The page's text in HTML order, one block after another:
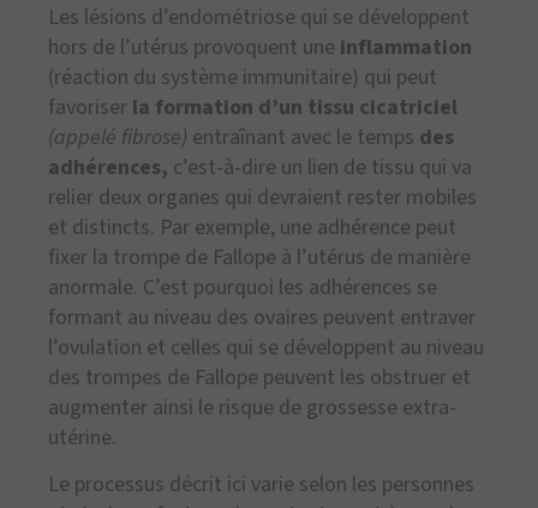
Les lésions d’endométriose qui se développent
hors de l’utérus provoquent une inflammation
(réaction du système immunitaire) qui peut
favoriser la formation d’un tissu cicatriciel
(appelé fibrose) entraînant avec le temps des
adhérences, c’est-à-dire un lien de tissu qui va
relier deux organes qui devraient rester mobiles
et distincts. Par exemple, une adhérence peut
fixer la trompe de Fallope à l’utérus de manière
anormale. C’est pourquoi les adhérences se
formant au niveau des ovaires peuvent entraver
l’ovulation et celles qui se développent au niveau
des trompes de Fallope peuvent les obstruer et
augmenter ainsi le risque de grossesse extra-
utérine.
Le processus décrit ici varie selon les personnes